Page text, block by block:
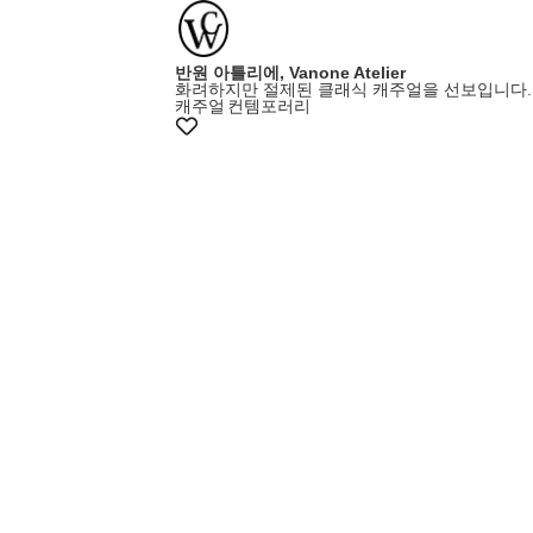
반원 아틀리에, Vanone Atelier
화려하지만 절제된 클래식 캐주얼을 선보입니다.
캐주얼 컨템포러리